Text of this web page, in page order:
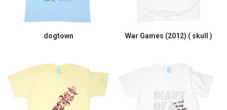
dogtown War Games (2012) ( skull )